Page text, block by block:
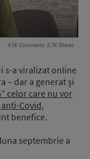
s-a viralizat online
– dar a generat și
celor care nu vor
anti-Covid,
benefice.
septembrie a